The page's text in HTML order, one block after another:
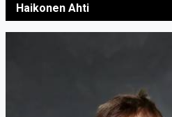
Haikonen Ahti